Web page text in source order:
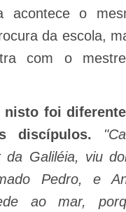
acontece o
da escola,
com o
nisto foi
discí­pulos.
Galiléia, viu
Pedro, e
ao mar,